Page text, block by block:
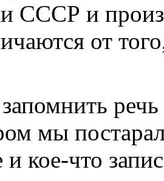
СССР и
от
мы
и кое-что